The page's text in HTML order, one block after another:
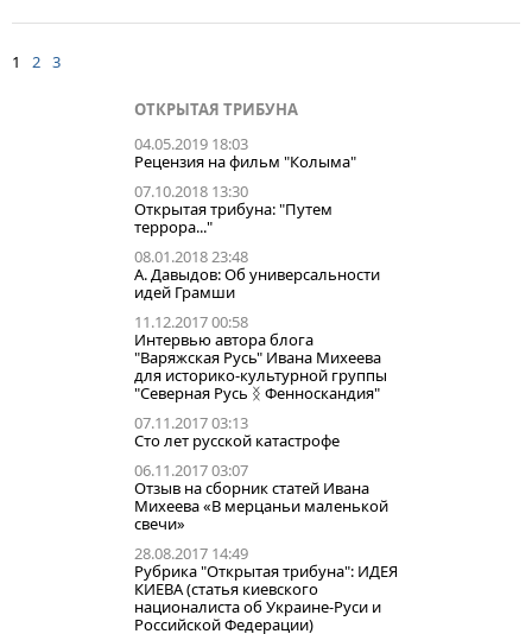
1 2 3
ОТКРЫТАЯ ТРИБУНА
04.05.2019 18:03
Рецензия на фильм "Колыма"
07.10.2018 13:30
Открытая трибуна: "Путем
террора..."
08.01.2018 23:48
А. Давыдов: Об универсальности
идей Грамши
11.12.2017 00:58
Интервью автора блога
"Варяжская Русь" Ивана Михеева
для историко-культурной группы
"Северная Русь ᛝ Фенноскандия"
07.11.2017 03:13
Сто лет русской катастрофе
06.11.2017 03:07
Отзыв на сборник статей Ивана
Михеева «В мерцаньи маленькой
свечи»
28.08.2017 14:49
Рубрика "Открытая трибуна": ИДЕЯ
КИЕВА (статья киевского
националиста об Украине-Руси и
Российской Федерации)